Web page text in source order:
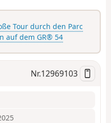
Tour durch den Parc
auf dem GR® 54
Nr.12969103